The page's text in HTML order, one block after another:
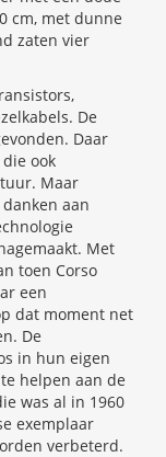
cm, met dunne
zaten vier
De
Daar
ook
Maar
aan
Met
toen Corso
een
dat moment net
De
in hun eigen
helpen aan de
was al in 1960
exemplaar
verbeterd.